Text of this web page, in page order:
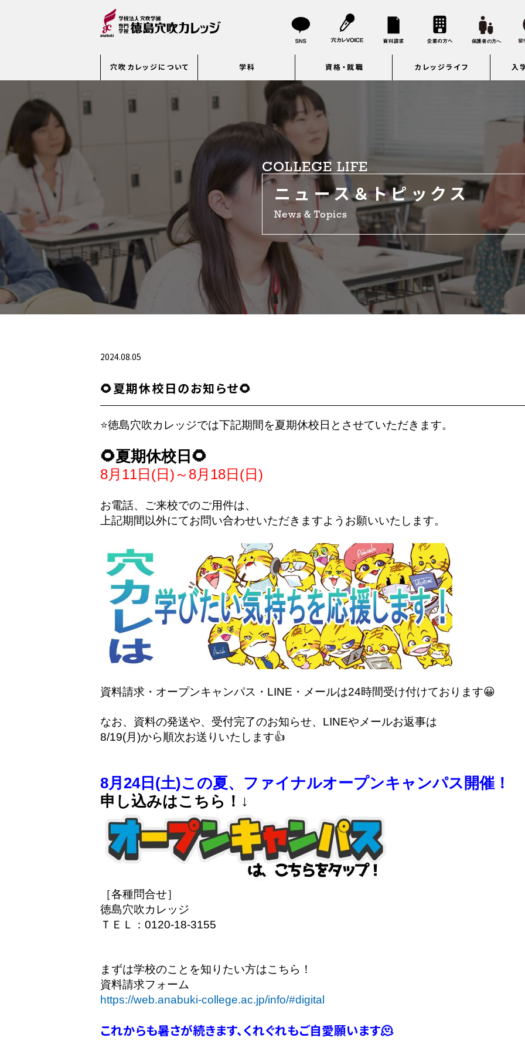
穴吹カレッジについて 学科 資格・就職 カレッジライフ 入
COLLEGE LIFE
ニュース＆トピックス
News & Topics
2024.08.05
🌻夏期休校日のお知らせ🌻
お電話、ご来校でのご用件は、
上記期間以外にてお問い合わせいただきますようお願いいたします。
資料請求・オープンキャンパス・LINE・メールは24時間受け付けております😀
なお、資料の発送や、受付完了のお知らせ、LINEやメールお返事は
8/19(月)から順次お送りいたします👍
8月24日(土)この夏、ファイナルオープンキャンパス開催！
申し込みはこちら！↓
［各種問合せ］
徳島穴吹カレッジ
ＴＥＬ：0120-18-3155
まずは学校のことを知りたい方はこちら！
資料請求フォーム
https://web.anabuki-college.ac.jp/info/#digital
これからも暑さが続きます、くれぐれもご自愛願います🫠